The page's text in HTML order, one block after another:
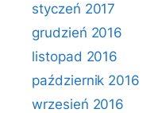
styczeń 2017
grudzień 2016
listopad 2016
październik 2016
wrzesień 2016